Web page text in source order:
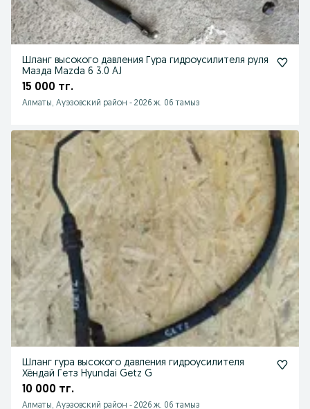
Шланг высокого давления Гура гидроусилителя руля
Мазда Mazda 6 3.0 AJ
15 000 тг.
Алматы, Ауэзовский район - 2026 ж. 06 тамыз
Шланг гура высокого давления гидроусилителя
Хёндай Гетз Hyundai Getz G
10 000 тг.
Алматы, Ауэзовский район - 2026 ж. 06 тамыз